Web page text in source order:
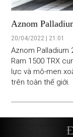
Aznom
1,5 triệu USD
20/04/2022 | 21:01
Aznom Palladium
Ram 1500 TRX
lực và mô-men
trên toàn thế giới.